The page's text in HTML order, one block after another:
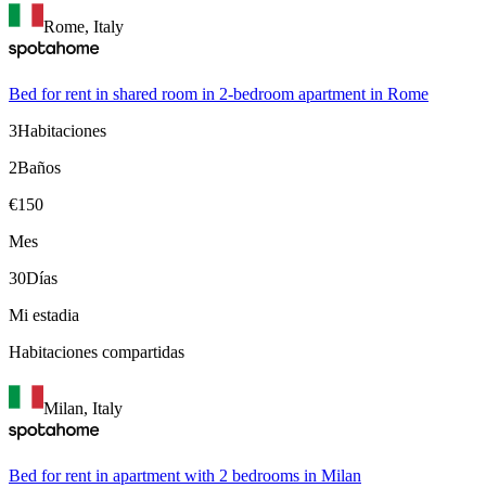
Rome, Italy
Bed for rent in shared room in 2-bedroom apartment in Rome
3Habitaciones
2Baños
€150
Mes
30Días
Mi estadia
Habitaciones compartidas
Milan, Italy
Bed for rent in apartment with 2 bedrooms in Milan